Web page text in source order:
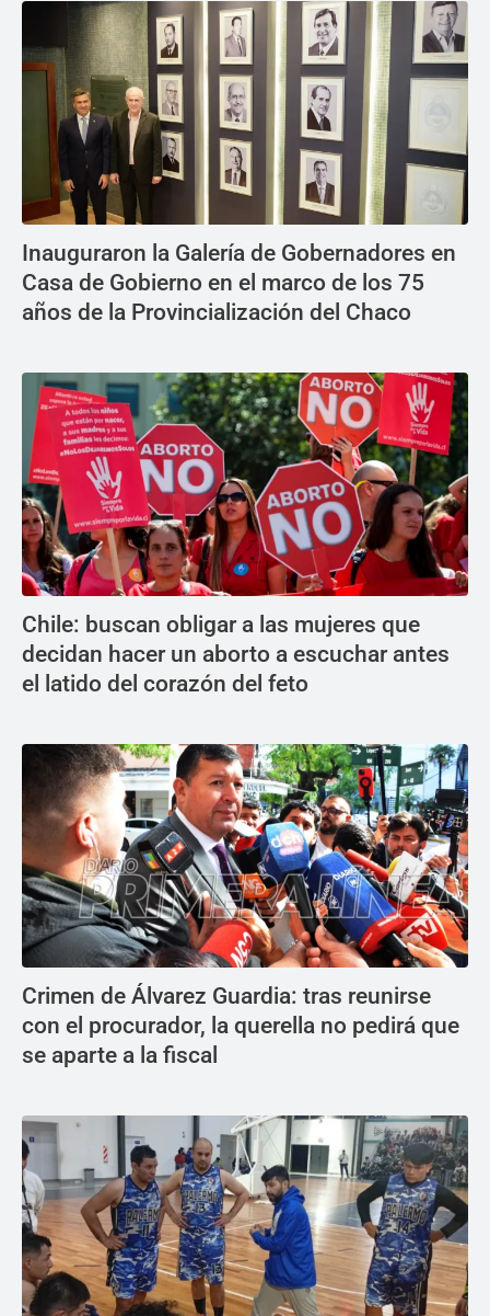
Inauguraron la Galería de Gobernadores en
Casa de Gobierno en el marco de los 75
años de la Provincialización del Chaco
Chile: buscan obligar a las mujeres que
decidan hacer un aborto a escuchar antes
el latido del corazón del feto
Crimen de Álvarez Guardia: tras reunirse
con el procurador, la querella no pedirá que
se aparte a la fiscal